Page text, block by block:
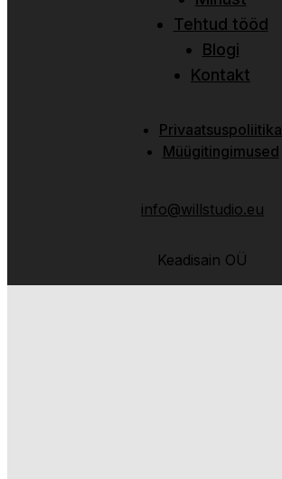
Tehtud tööd
Blogi
Kontakt
Privaatsuspoliitika
Müügitingimused
info@willstudio.eu
Keadisain OÜ